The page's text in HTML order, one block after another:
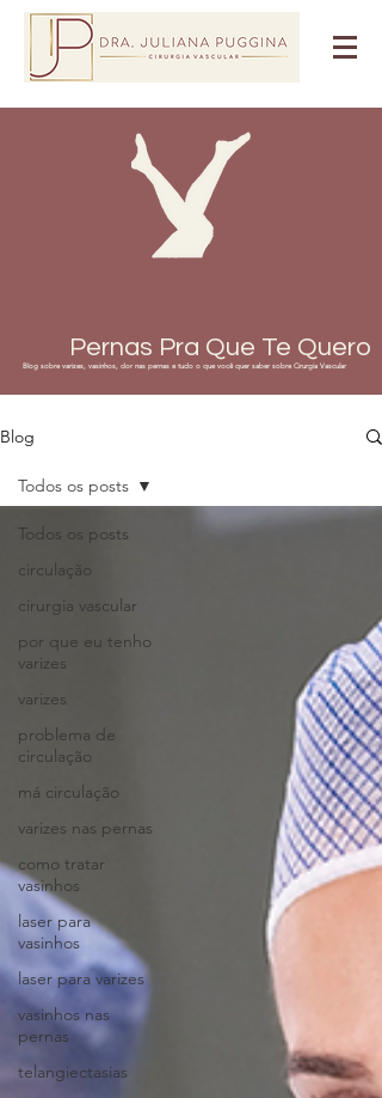
Pernas Pra Que Te Quero
Blog sobre varizes, vasinhos, dor nas pernas e tudo o que você quer saber sobre Cirurgia Vascular
Blog
Todos os posts
circulação
cirurgia vascular
por que eu tenho
varizes
varizes
problema de
circulação
má circulação
varizes nas pernas
como tratar
vasinhos
laser para
vasinhos
laser para varizes
vasinhos nas
pernas
telangiectasias
Todos os posts